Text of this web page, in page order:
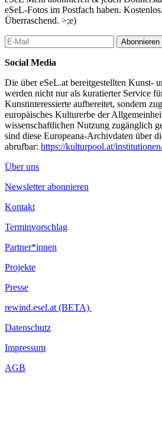
eSeL-Fotos im Postfach haben.
Überraschend. >;e)
Abonnieren
Social Media
Die über eSeL.at bereitgestellten Kunst-
werden nicht nur als kuratierter Service
Kunstinteressierte aufbereitet, sondern
europäisches Kulturerbe der
wissenschaftlichen Nutzung zugänglich
sind diese Europeana-Archivdaten über
abrufbar: https://kulturpool.at/
Über uns
Newsletter abonnieren
Kontakt
Terminvorschlag
Partner*innen
Projekte
Presse
rewind.esel.at (BETA)
Datenschutz
Impressum
AGB